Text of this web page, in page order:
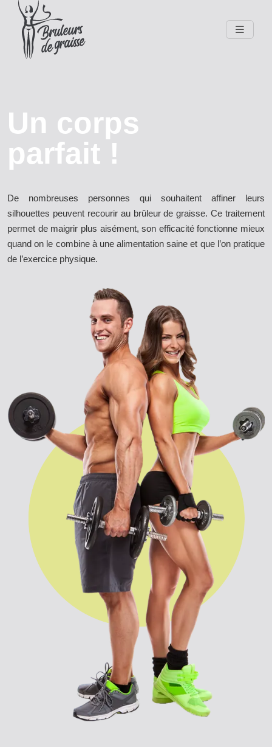
Un corps
parfait !
De nombreuses personnes qui souhaitent affiner leurs
silhouettes peuvent recourir au brûleur de graisse. Ce traitement
permet de maigrir plus aisément, son efficacité fonctionne mieux
quand on le combine à une alimentation saine et que l’on pratique
de l’exercice physique.